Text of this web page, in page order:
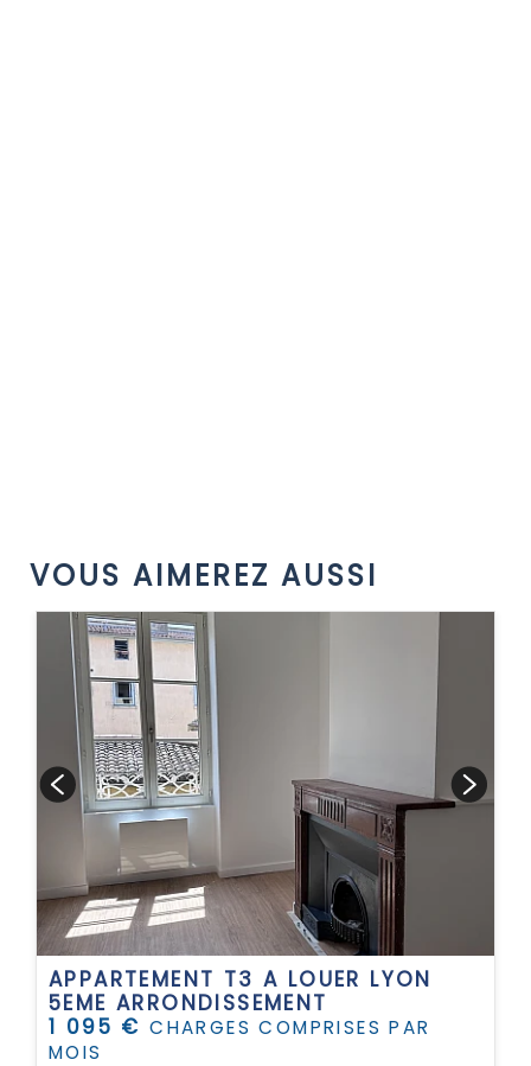
VOUS AIMEREZ AUSSI
APPARTEMENT T3 A LOUER LYON
5EME ARRONDISSEMENT
1 095 €CHARGES COMPRISES PAR
MOIS